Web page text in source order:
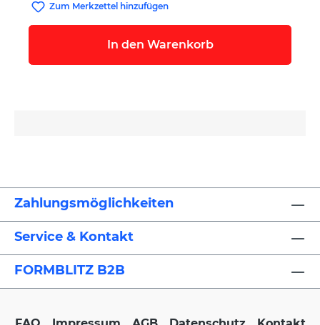
Zum Merkzettel hinzufügen
In den Warenkorb
Zahlungsmöglichkeiten
Service & Kontakt
FORMBLITZ B2B